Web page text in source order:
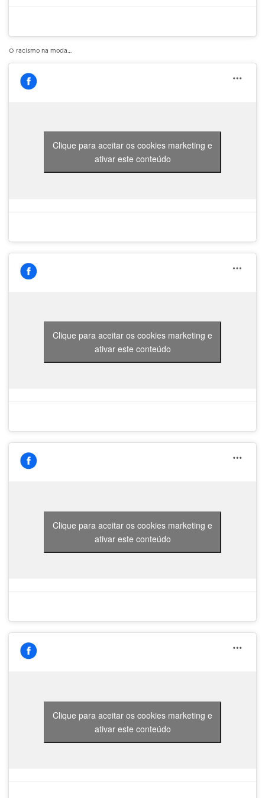
O racismo na moda…
Clique para aceitar os cookies marketing e
ativar este conteúdo
Clique para aceitar os cookies marketing e
ativar este conteúdo
Clique para aceitar os cookies marketing e
ativar este conteúdo
Clique para aceitar os cookies marketing e
ativar este conteúdo